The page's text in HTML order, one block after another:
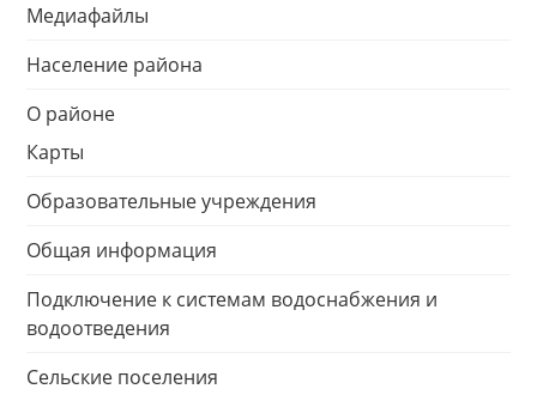
Медиафайлы
Население района
О районе
Карты
Образовательные учреждения
Общая информация
Подключение к системам водоснабжения и
водоотведения
Сельские поселения